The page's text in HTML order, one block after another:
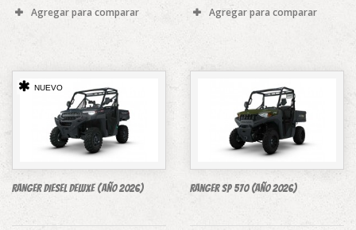
Agregar para comparar
Agregar para comparar
NUEVO
RANGER DIESEL DELUXE (Año 2026) Ranger SP 570 (año 2026)